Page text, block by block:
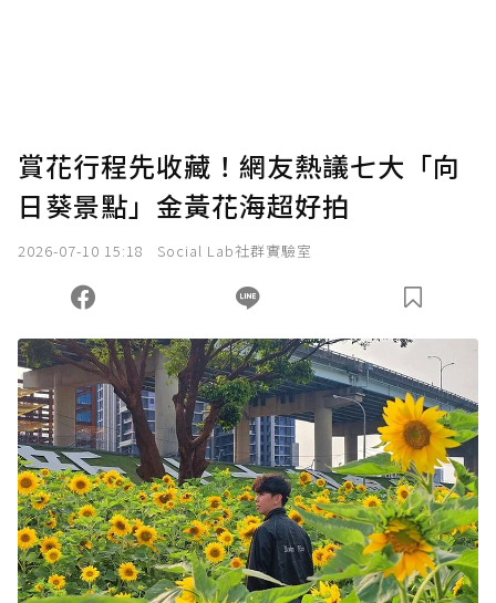
賞花行程先收藏！網友熱議七大「向
日葵景點」金黃花海超好拍
2026-07-10 15:18 Social Lab社群實驗室